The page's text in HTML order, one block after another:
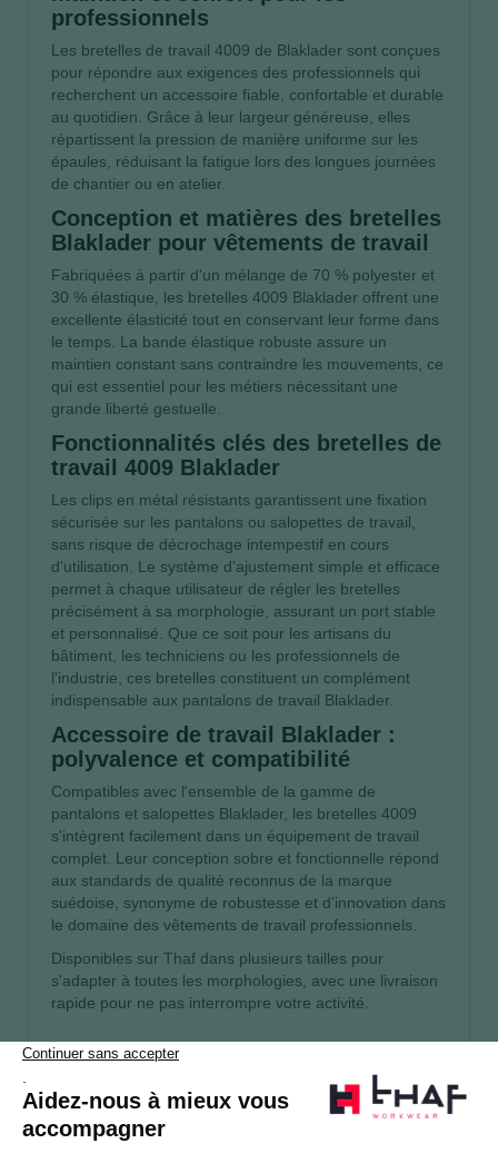
professionnels
Les bretelles de travail 4009 de Blaklader sont conçues
pour répondre aux exigences des professionnels qui
recherchent un accessoire fiable, confortable et durable
au quotidien. Grâce à leur largeur généreuse, elles
répartissent la pression de manière uniforme sur les
épaules, réduisant la fatigue lors des longues journées
de chantier ou en atelier.
Conception et matières des bretelles
Blaklader pour vêtements de travail
Fabriquées à partir d'un mélange de 70 % polyester et
30 % élastique, les bretelles 4009 Blaklader offrent une
excellente élasticité tout en conservant leur forme dans
le temps. La bande élastique robuste assure un
maintien constant sans contraindre les mouvements, ce
qui est essentiel pour les métiers nécessitant une
grande liberté gestuelle.
Fonctionnalités clés des bretelles de
travail 4009 Blaklader
Les clips en métal résistants garantissent une fixation
sécurisée sur les pantalons ou salopettes de travail,
sans risque de décrochage intempestif en cours
d'utilisation. Le système d'ajustement simple et efficace
permet à chaque utilisateur de régler les bretelles
précisément à sa morphologie, assurant un port stable
et personnalisé. Que ce soit pour les artisans du
bâtiment, les techniciens ou les professionnels de
l'industrie, ces bretelles constituent un complément
indispensable aux pantalons de travail Blaklader.
Accessoire de travail Blaklader :
polyvalence et compatibilité
Compatibles avec l'ensemble de la gamme de
pantalons et salopettes Blaklader, les bretelles 4009
s'intègrent facilement dans un équipement de travail
complet. Leur conception sobre et fonctionnelle répond
aux standards de qualité reconnus de la marque
suédoise, synonyme de robustesse et d'innovation dans
le domaine des vêtements de travail professionnels.
Disponibles sur Thaf dans plusieurs tailles pour
s'adapter à toutes les morphologies, avec une livraison
rapide pour ne pas interrompre votre activité.